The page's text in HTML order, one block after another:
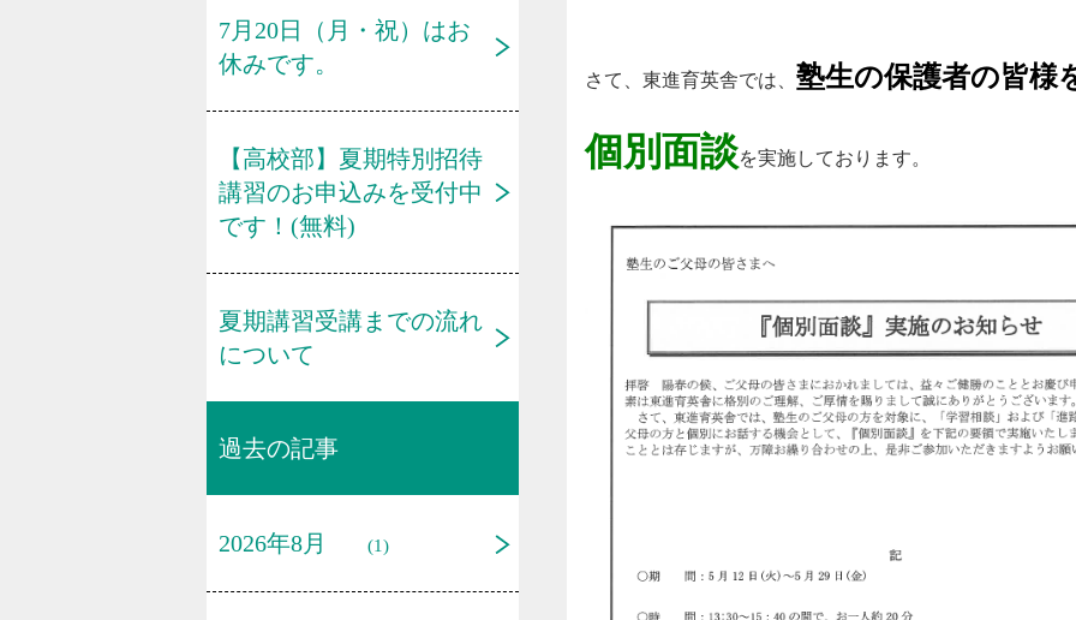
さて、東進育英舎では、 塾生の保護者の皆様
個別面談を実施しております。
7月20日（月・祝）はお
休みです。
【高校部】夏期特別招待
講習のお申込みを受付中
です！(無料)
夏期講習受講までの流れ
について
過去の記事
2026年8月 (1)